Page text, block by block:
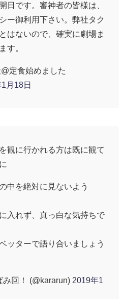
日です。審神者の皆様は、
ー御利用下さい。弊社タク
はないので、確実に劇場ま
す。
定食始めました
月18日
観に行かれる方は既に観て
中を絶対に見ないよう
入れず、真っ白な気持ちで
ッターで語り合いましょう
回！ (@kararun) 2019年1